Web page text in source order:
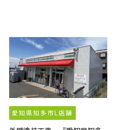
愛知県知多市L店舗